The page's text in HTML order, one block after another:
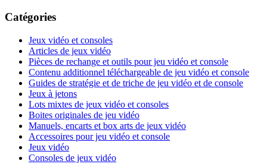
Catégories
Jeux vidéo et consoles
Articles de jeux vidéo
Pièces de rechange et outils pour jeu vidéo et console
Contenu additionnel téléchargeable de jeu vidéo et console
Guides de stratégie et de triche de jeu vidéo et de console
Jeux à jetons
Lots mixtes de jeux vidéo et consoles
Boites originales de jeu vidéo
Manuels, encarts et box arts de jeux vidéo
Accessoires pour jeu vidéo et console
Jeux vidéo
Consoles de jeux vidéo